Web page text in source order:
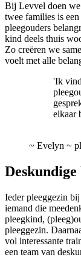
Bij Levvel doen we
twee families is
pleegouders
kind deels thuis
Zo creëren we
voelt met alle
'Ik
elkaar
~ Evelyn ~
Ieder pleeggezin
iemand die
pleegkind,
pleeggezin.
vol interessante
een team van